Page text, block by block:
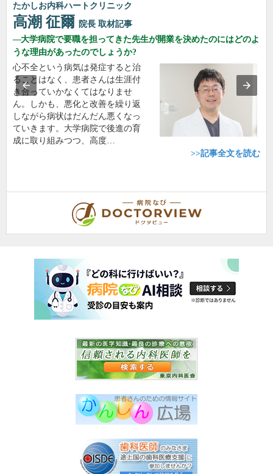
たかしお内科ハートクリニック
高潮 征爾 院長 取材記事
大学病院で要職を担ってきた先生が開業を決めたのにはどのよ
うな理由があったのでしょうか?
心不全という病気は発症すると治
ることはなく、患者さんは生涯付
き合っていかなくてはなりませ
ん。しかも、悪化と改善を繰り返
しながら病状はだんだん悪くなっ
ていきます。大学病院で後進の育
成に取り組みつつ、高度…
>>記事全文を読む